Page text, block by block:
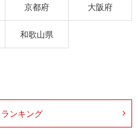
京都府 大阪府
和歌山県
ランキング